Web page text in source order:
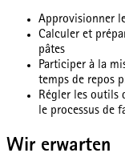
Approvisionner
Calculer et
pâtes
Participer à la
temps de repos
Régler les outils
le processus de
Wir erwarten